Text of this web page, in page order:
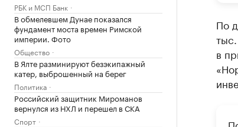
РБК и МСП Банк
В обмелевшем Дунае показался
фундамент моста времен Римской
империи. Фото
Общество
В Ялте разминируют безэкипажный
катер, выброшенный на берег
Политика
Российский защитник Мироманов
вернулся из НХЛ и перешел в СКА
Спорт
По
в